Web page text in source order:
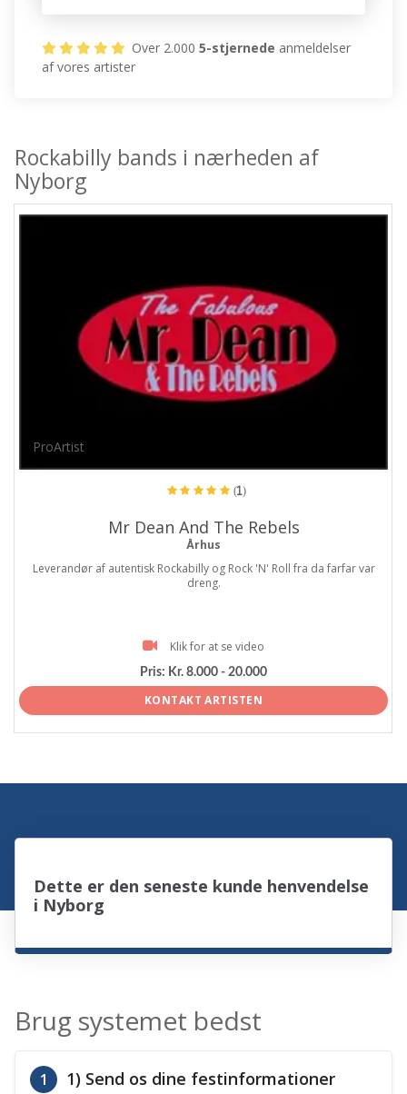
Over 2.0005-stjernede anmeldelser
af vores artister
Rockabilly bands i nærheden af
Nyborg
ProArtist
(1)
Mr Dean And The Rebels
Århus
Leverandør af autentisk Rockabilly og Rock 'N' Roll fra da farfar var
dreng.
Klik for at se video
Pris: Kr. 8.000 - 20.000
KONTAKT ARTISTEN
Dette er den seneste kunde henvendelse
i Nyborg
Brug systemet bedst
1 1) Send os dine festinformationer